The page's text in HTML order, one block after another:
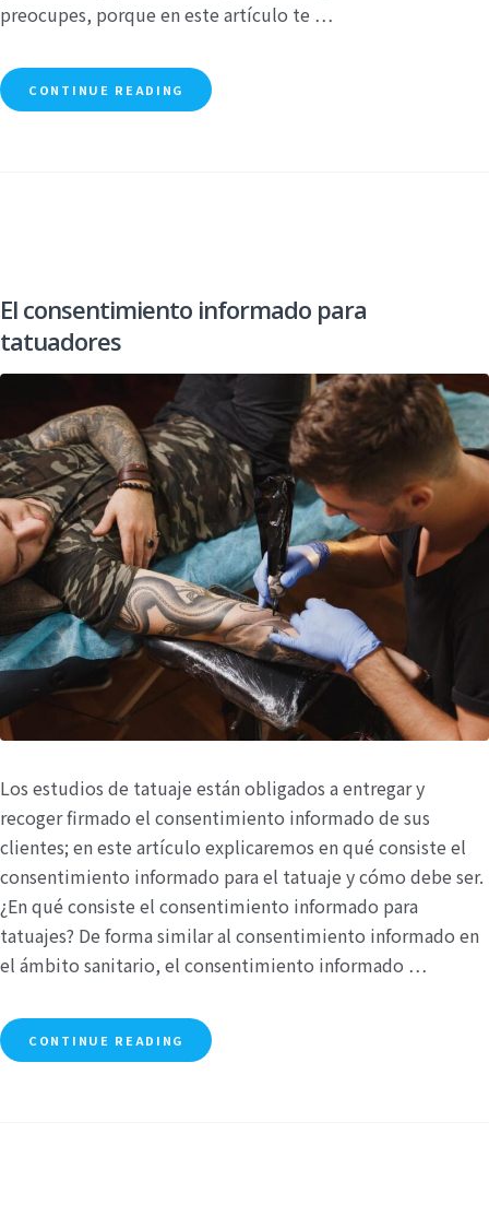
preocupes, porque en este artículo te …
CONTINUE READING
El consentimiento informado para
tatuadores
Los estudios de tatuaje están obligados a entregar y
recoger firmado el consentimiento informado de sus
clientes; en este artículo explicaremos en qué consiste el
consentimiento informado para el tatuaje y cómo debe ser.
¿En qué consiste el consentimiento informado para
tatuajes? De forma similar al consentimiento informado en
el ámbito sanitario, el consentimiento informado …
CONTINUE READING